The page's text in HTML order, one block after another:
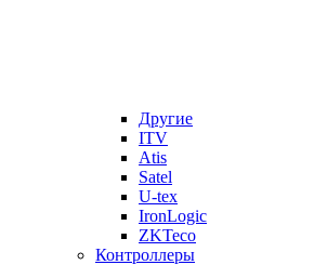
Другие
ITV
Atis
Satel
U-tex
IronLogic
ZKTeco
Контроллеры